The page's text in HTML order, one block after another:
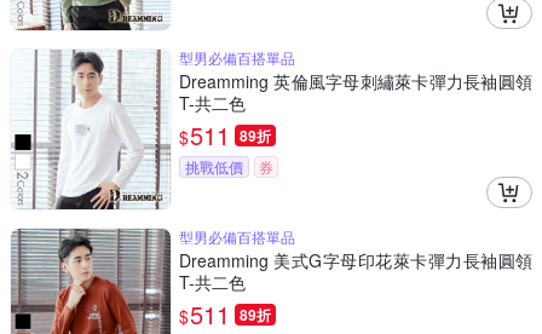
型男必備百搭單品
Dreamming 英倫風字母刺繡萊卡彈力長袖圓領
T-共二色
$511 89折
挑戰低價 券
型男必備百搭單品
Dreamming 美式G字母印花萊卡彈力長袖圓領
T-共二色
$511 89折